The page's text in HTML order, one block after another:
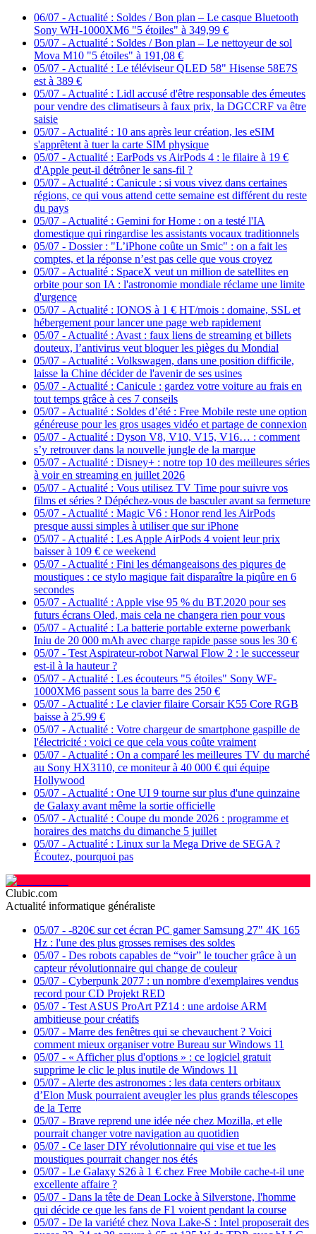
06/07 - Actualité : Soldes / Bon plan – Le casque Bluetooth
Sony WH-1000XM6 "5 étoiles" à 349,99 €
05/07 - Actualité : Soldes / Bon plan – Le nettoyeur de sol
Mova M10 "5 étoiles" à 191,08 €
05/07 - Actualité : Le téléviseur QLED 58" Hisense 58E7S
est à 389 €
05/07 - Actualité : Lidl accusé d'être responsable des émeutes
pour vendre des climatiseurs à faux prix, la DGCCRF va être
saisie
05/07 - Actualité : 10 ans après leur création, les eSIM
s'apprêtent à tuer la carte SIM physique
05/07 - Actualité : EarPods vs AirPods 4 : le filaire à 19 €
d'Apple peut-il détrôner le sans-fil ?
05/07 - Actualité : Canicule : si vous vivez dans certaines
régions, ce qui vous attend cette semaine est différent du reste
du pays
05/07 - Actualité : Gemini for Home : on a testé l'IA
domestique qui ringardise les assistants vocaux traditionnels
05/07 - Dossier : "L’iPhone coûte un Smic" : on a fait les
comptes, et la réponse n’est pas celle que vous croyez
05/07 - Actualité : SpaceX veut un million de satellites en
orbite pour son IA : l'astronomie mondiale réclame une limite
d'urgence
05/07 - Actualité : IONOS à 1 € HT/mois : domaine, SSL et
hébergement pour lancer une page web rapidement
05/07 - Actualité : Avast : faux liens de streaming et billets
douteux, l’antivirus veut bloquer les pièges du Mondial
05/07 - Actualité : Volkswagen, dans une position difficile,
laisse la Chine décider de l'avenir de ses usines
05/07 - Actualité : Canicule : gardez votre voiture au frais en
tout temps grâce à ces 7 conseils
05/07 - Actualité : Soldes d’été : Free Mobile reste une option
généreuse pour les gros usages vidéo et partage de connexion
05/07 - Actualité : Dyson V8, V10, V15, V16… : comment
s’y retrouver dans la nouvelle jungle de la marque
05/07 - Actualité : Disney+ : notre top 10 des meilleures séries
à voir en streaming en juillet 2026
05/07 - Actualité : Vous utilisez TV Time pour suivre vos
films et séries ? Dépéchez-vous de basculer avant sa fermeture
05/07 - Actualité : Magic V6 : Honor rend les AirPods
presque aussi simples à utiliser que sur iPhone
05/07 - Actualité : Les Apple AirPods 4 voient leur prix
baisser à 109 € ce weekend
05/07 - Actualité : Fini les démangeaisons des piqures de
moustiques : ce stylo magique fait disparaître la piqûre en 6
secondes
05/07 - Actualité : Apple vise 95 % du BT.2020 pour ses
futurs écrans Oled, mais cela ne changera rien pour vous
05/07 - Actualité : La batterie portable externe powerbank
Iniu de 20 000 mAh avec charge rapide passe sous les 30 €
05/07 - Test Aspirateur-robot Narwal Flow 2 : le successeur
est-il à la hauteur ?
05/07 - Actualité : Les écouteurs "5 étoiles" Sony WF-
1000XM6 passent sous la barre des 250 €
05/07 - Actualité : Le clavier filaire Corsair K55 Core RGB
baisse à 25.99 €
05/07 - Actualité : Votre chargeur de smartphone gaspille de
l'électricité : voici ce que cela vous coûte vraiment
05/07 - Actualité : On a comparé les meilleures TV du marché
au Sony HX3110, ce moniteur à 40 000 € qui équipe
Hollywood
05/07 - Actualité : One UI 9 tourne sur plus d'une quinzaine
de Galaxy avant même la sortie officielle
05/07 - Actualité : Coupe du monde 2026 : programme et
horaires des matchs du dimanche 5 juillet
05/07 - Actualité : Linux sur la Mega Drive de SEGA ?
Écoutez, pourquoi pas
Clubic.com
Actualité informatique généraliste
05/07 - -820€ sur cet écran PC gamer Samsung 27" 4K 165
Hz : l'une des plus grosses remises des soldes
05/07 - Des robots capables de “voir” le toucher grâce à un
capteur révolutionnaire qui change de couleur
05/07 - Cyberpunk 2077 : un nombre d'exemplaires vendus
record pour CD Projekt RED
05/07 - Test ASUS ProArt PZ14 : une ardoise ARM
ambitieuse pour créatifs
05/07 - Marre des fenêtres qui se chevauchent ? Voici
comment mieux organiser votre Bureau sur Windows 11
05/07 - « Afficher plus d'options » : ce logiciel gratuit
supprime le clic le plus inutile de Windows 11
05/07 - Alerte des astronomes : les data centers orbitaux
d’Elon Musk pourraient aveugler les plus grands télescopes
de la Terre
05/07 - Brave reprend une idée née chez Mozilla, et elle
pourrait changer votre navigation au quotidien
05/07 - Ce laser DIY révolutionnaire qui vise et tue les
moustiques pourrait changer nos étés
05/07 - Le Galaxy S26 à 1 € chez Free Mobile cache-t-il une
excellente affaire ?
05/07 - Dans la tête de Dean Locke à Silverstone, l'homme
qui décide ce que les fans de F1 voient pendant la course
05/07 - De la variété chez Nova Lake-S : Intel proposerait des